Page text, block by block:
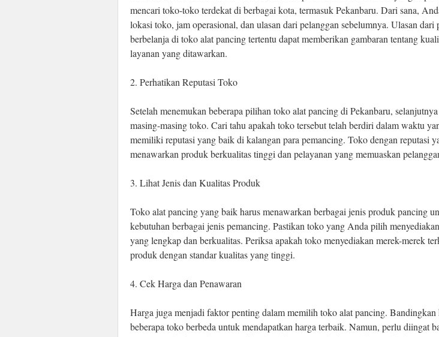
mencari toko-toko terdekat di berbagai kota, termasuk Pekanbaru. Dari sana,
lokasi toko, jam operasional, dan ulasan dari pelanggan sebelumnya. Ulasan dari
berbelanja di toko alat pancing tertentu dapat memberikan gambaran tentang
layanan yang ditawarkan.
2. Perhatikan Reputasi Toko
Setelah menemukan beberapa pilihan toko alat pancing di Pekanbaru,
masing-masing toko. Cari tahu apakah toko tersebut telah berdiri dalam waktu
memiliki reputasi yang baik di kalangan para pemancing. Toko dengan reputasi
menawarkan produk berkualitas tinggi dan pelayanan yang memuaskan
3. Lihat Jenis dan Kualitas Produk
Toko alat pancing yang baik harus menawarkan berbagai jenis produk pancing
kebutuhan berbagai jenis pemancing. Pastikan toko yang Anda pilih
yang lengkap dan berkualitas. Periksa apakah toko menyediakan merek-merek
produk dengan standar kualitas yang tinggi.
4. Cek Harga dan Penawaran
Harga juga menjadi faktor penting dalam memilih toko alat pancing. Bandingkan
beberapa toko berbeda untuk mendapatkan harga terbaik. Namun, perlu diingat